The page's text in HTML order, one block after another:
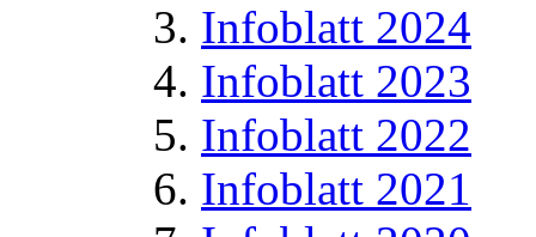
Infoblatt 2024
Infoblatt 2023
Infoblatt 2022
Infoblatt 2021